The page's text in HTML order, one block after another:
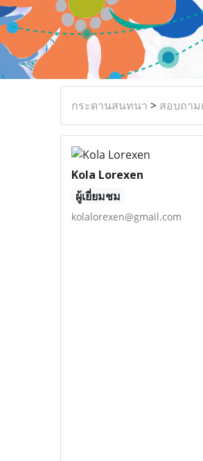
กระดานสนทนา > สอบถาม
Kola Lorexen
ผู้เยี่ยมชม
kolalorexen@gmail.com